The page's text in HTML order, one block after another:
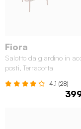
Fiora
Salotto da giardino in
posti, Terracotta
4.1 (28)